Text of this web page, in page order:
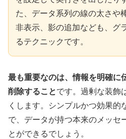
た、データ系列の線の太さや
非表示、影の追加なども、グ
るテクニックです。
最も重要なのは、情報を明確に
削除することです。過剰な装飾
くします。シンプルかつ効果的
で、データが持つ本来のメッセ
とができるでしょう。